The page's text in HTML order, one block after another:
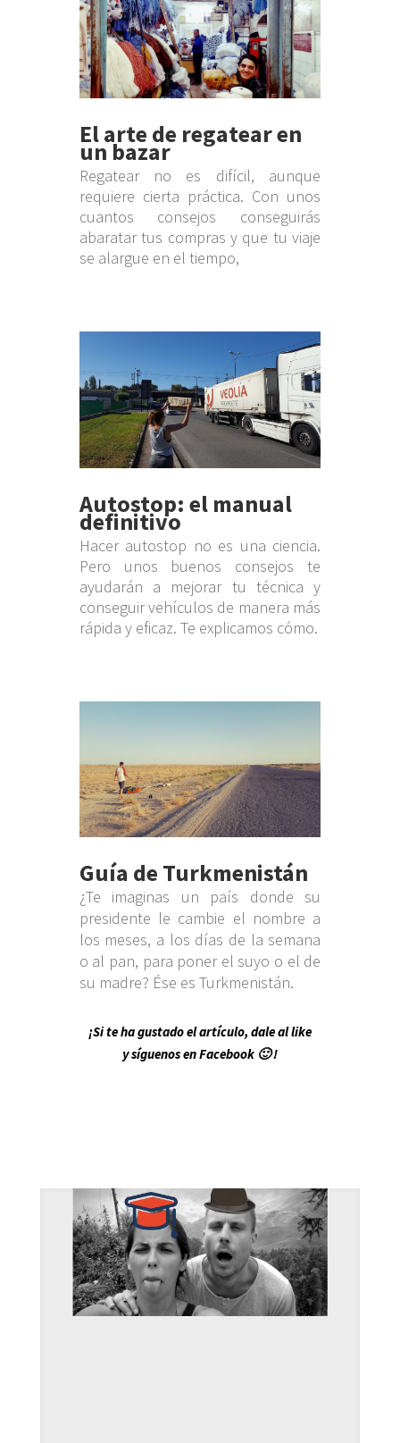
El arte de regatear en
un bazar
Regatear no es difícil, aunque
requiere cierta práctica. Con unos
cuantos consejos conseguirás
abaratar tus compras y que tu viaje
se alargue en el tiempo,
Autostop: el manual
definitivo
Hacer autostop no es una ciencia.
Pero unos buenos consejos te
ayudarán a mejorar tu técnica y
conseguir vehículos de manera más
rápida y eficaz. Te explicamos cómo.
Guía de Turkmenistán
¿Te imaginas un país donde su
presidente le cambie el nombre a
los meses, a los días de la semana
o al pan, para poner el suyo o el de
su madre? Ése es Turkmenistán.
¡Si te ha gustado el artículo, dale al like
y síguenos en Facebook 🙂 !